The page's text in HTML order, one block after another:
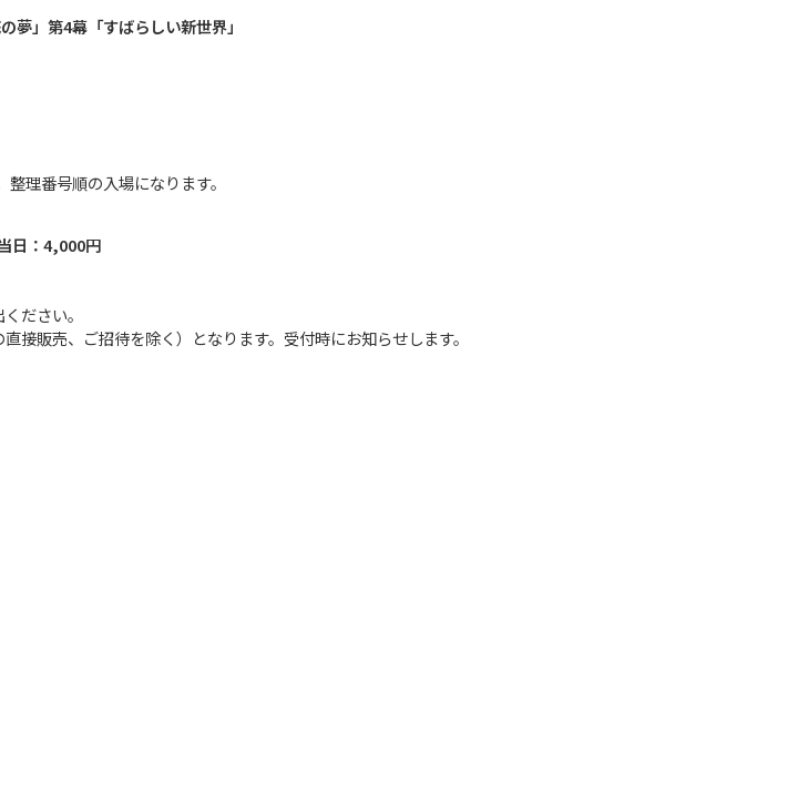
夢」第4幕「すばらしい新世界」
理番号順の入場になります。
日：4,000円
ださい。
接販売、ご招待を除く）となります。受付時にお知らせします。